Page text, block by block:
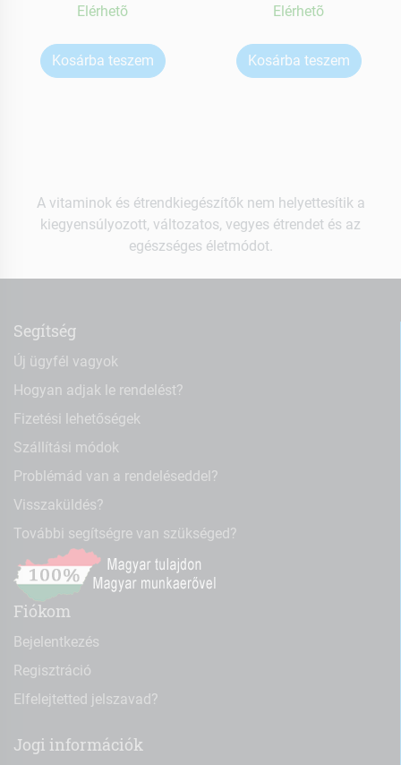
Elérhetõ
Kosárba teszem
Elérhetõ
Kosárba teszem
A vitaminok és étrendkiegészítők nem helyettesítik a
kiegyensúlyozott, változatos, vegyes étrendet és az
egészséges életmódot.
Segítség
Új ügyfél vagyok
Hogyan adjak le rendelést?
Fizetési lehetőségek
Szállítási módok
Problémád van a rendeléseddel?
Visszaküldés?
További segítségre van szükséged?
Fiókom
Bejelentkezés
Regisztráció
Elfelejtetted jelszavad?
Jogi információk